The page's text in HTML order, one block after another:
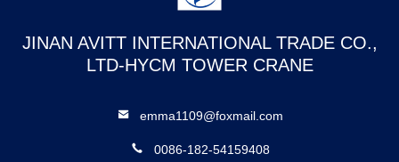
JINAN AVITT INTERNATIONAL TRADE CO.,
LTD-HYCM TOWER CRANE
emma1109@foxmail.com
0086-182-54159408